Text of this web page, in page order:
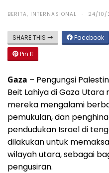
BERITA, INTERNASIONAL · 24/10/
SHARE THIS Facebook
Pin It
Gaza – Pengungsi
Beit Lahiya di Gaza
mereka mengalami
pemukulan, dan
pendudukan Israel di
dilakukan untuk
wilayah utara, sebagai
pengusiran.